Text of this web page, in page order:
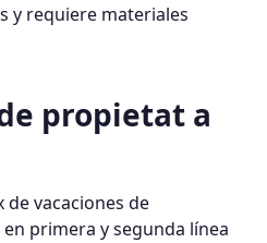
y requiere materiales
propietat a
vacaciones de
primera y segunda línea